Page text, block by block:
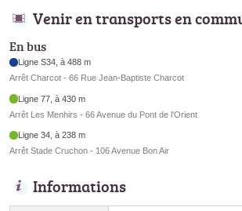
Venir en transports en
En bus
Ligne S34, à 488 m
Arrêt Charcot - 66 Rue Jean-Baptiste Charcot
Ligne 77, à 430 m
Arrêt Les Menhirs - 66 Avenue du Pont de l'Orient
Ligne 34, à 238 m
Arrêt Stade Cruchon - 106 Avenue Bon Air
Informations